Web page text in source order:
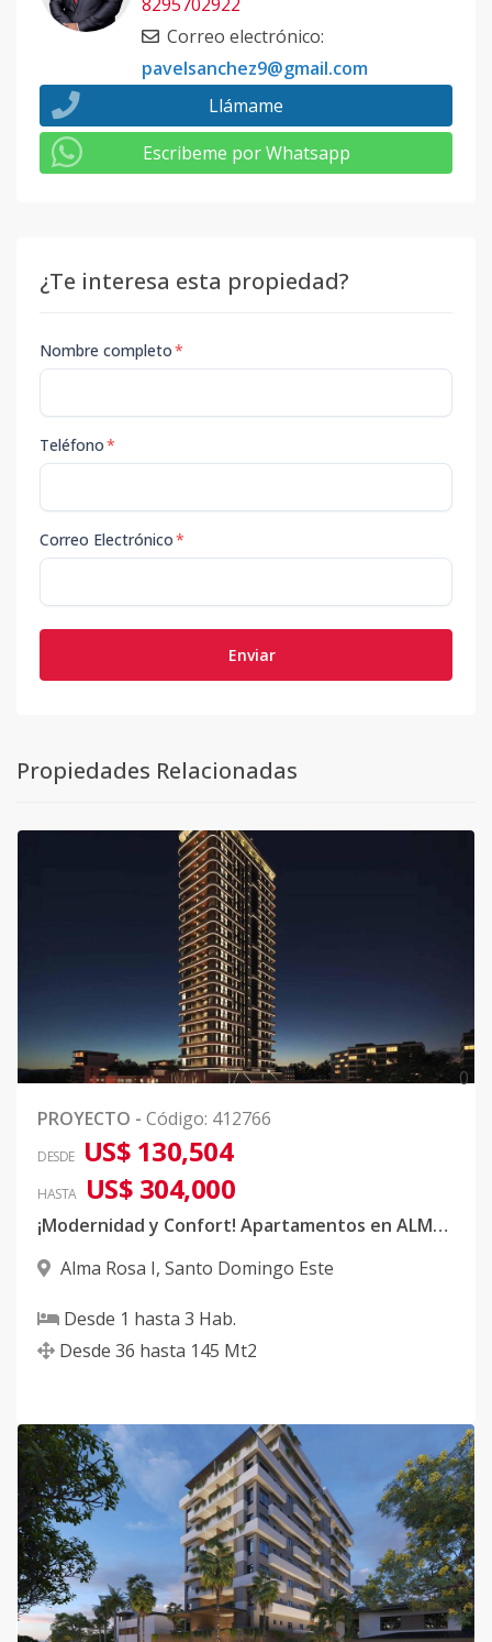
Correo electrónico:
pavelsanchez9@gmail.com
Llámame
Escribeme por Whatsapp
¿Te interesa esta propiedad?
Nombre completo*
Teléfono*
Correo Electrónico*
Enviar
Propiedades Relacionadas
0
PROYECTO - Código: 412766
DESDE US$ 130,504
HASTA US$ 304,000
¡Modernidad y Confort! Apartamentos en ALMA ROSA 1
Alma Rosa I, Santo Domingo Este
Desde 1 hasta 3 Hab.
Desde 36 hasta 145 Mt2